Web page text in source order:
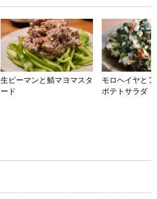
生ピーマンと鯖マヨマスタ
ード
モロヘイヤと
ポテトサラダ